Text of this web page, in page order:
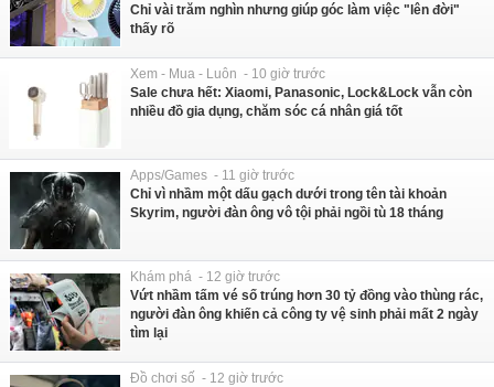
Chỉ vài trăm nghìn nhưng giúp góc làm việc "lên đời"
thấy rõ
Xem - Mua - Luôn - 10 giờ trước
Sale chưa hết: Xiaomi, Panasonic, Lock&Lock vẫn còn
nhiều đồ gia dụng, chăm sóc cá nhân giá tốt
Apps/Games - 11 giờ trước
Chỉ vì nhầm một dấu gạch dưới trong tên tài khoản
Skyrim, người đàn ông vô tội phải ngồi tù 18 tháng
Khám phá - 12 giờ trước
Vứt nhầm tấm vé số trúng hơn 30 tỷ đồng vào thùng rác,
người đàn ông khiến cả công ty vệ sinh phải mất 2 ngày
tìm lại
Đồ chơi số - 12 giờ trước